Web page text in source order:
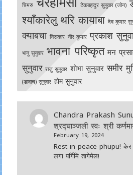
चिमरु टेकबहादुर सुनुवार (जोन)
श्याँकारेलु थरि कायाबा देव कुमार
क्याबचा निराकार नीर कुमार प्रकाश
भानु सुनुवार भावना परिष्कृत मन
सुनुवार राजु सुनुवार शोभा सुनुवार समीर
(ङावाच) सुनुवार होम सुनुवार
Chandra Prakash
श्रद्घाञ्जली स्वः श्री
February 19, 2024
Rest in peace phupu! केर
लगा पर्गिमि तागेमेल!